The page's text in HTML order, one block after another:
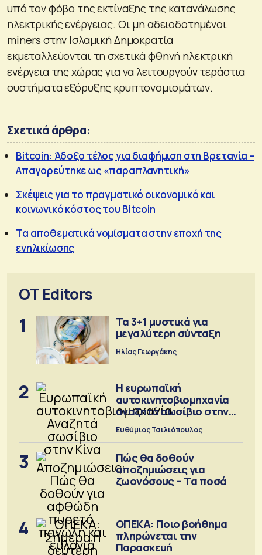
υπό τον φόβο της εκτίναξης της κατανάλωσης
ηλεκτρικής ενέργειας. Οι μη αδειοδοτημένοι
miners στην Ισλαμική Δημοκρατία
εκμεταλλεύονται τη σχετικά φθηνή ηλεκτρική
ενέργεια της χώρας για να λειτουργούν τεράστια
συστήματα εξόρυξης κρυπτονομισμάτων.
Σχετικά άρθρα:
Bitcoin: Άδοξο τέλος για διαφήμιση στη Βρετανία –
Απαγορεύτηκε ως «παραπλανητική»
Σκέψεις για το πραγματικό οικονομικό και
κοινωνικό κόστος του Bitcoin
Τα αποθεματικά νομίσματα στην εποχή της
ενηλικίωσης
OT Editors
1
Τα 3+1 μυστικά για
μεγαλύτερη σύνταξη
Ηλίας Γεωργάκης
2
Η ευρωπαϊκή
αυτοκινητοβιομηχανία
αναζητά σωσίβιο στην
Κίνα
Ευθύμιος Τσιλιόπουλος
3
Πώς θα δοθούν
αποζημιώσεις για
ζωονόσους – Τα ποσά
4
ΟΠΕΚΑ: Ποιο βοήθημα
πληρώνεται την
Παρασκευή